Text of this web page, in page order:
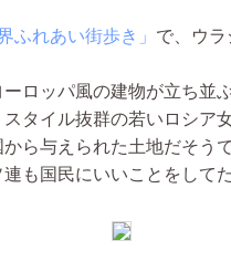
ふれあい街歩き」 で、ウ
ロッパ風の建物が立ち並
タイル抜群の若いロシア
ら与えられた土地だそうで
も国民にいいことをしてた